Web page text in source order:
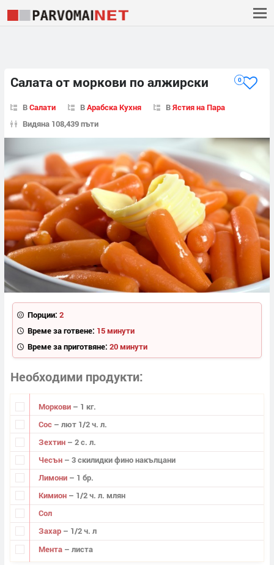
Салата от моркови по алжирски 0
ВСалати ВАрабска Кухня ВЯстия на Пара
Видяна 108,439 пъти
Порции: 2
Време за готвене: 15 минути
Време за приготвяне: 20 минути
Необходими продукти
Моркови – 1 кг.
Сос – лют 1/2 ч. л.
Зехтин – 2 с. л.
Чесън – 3 скилидки фино накълцани
Лимони – 1 бр.
Кимион – 1/2 ч. л. млян
Сол
Захар – 1/2 ч. л
Мента – листа